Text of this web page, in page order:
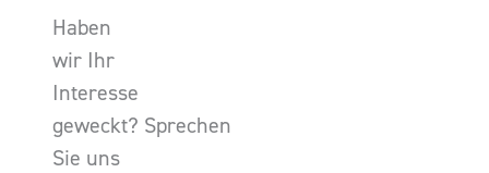
Haben
wir Ihr
Interesse
geweckt? Sprechen
Sie uns